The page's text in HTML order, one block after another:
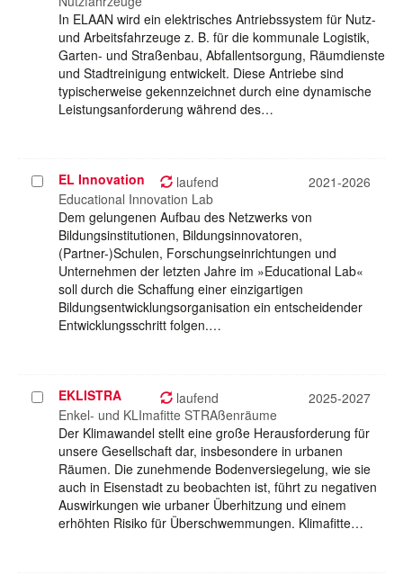
In ELAAN wird ein elektrisches Antriebssystem für Nutz-
und Arbeitsfahrzeuge z. B. für die kommunale Logistik,
Garten- und Straßenbau, Abfallentsorgung, Räumdienste
und Stadtreinigung entwickelt. Diese Antriebe sind
typischerweise gekennzeichnet durch eine dynamische
Leistungsanforderung während des…
Projekt
auswählen
EL Innovation laufend
2021-2026
Educational Innovation Lab
Dem gelungenen Aufbau des Netzwerks von
Bildungsinstitutionen, Bildungsinnovatoren,
(Partner-)Schulen, Forschungseinrichtungen und
Unternehmen der letzten Jahre im »Educational Lab«
soll durch die Schaffung einer einzigartigen
Bildungsentwicklungsorganisation ein entscheidender
Entwicklungsschritt folgen.…
Projekt
auswählen
EKLISTRA laufend
2025-2027
Enkel- und KLImafitte STRAßenräume
Der Klimawandel stellt eine große Herausforderung für
unsere Gesellschaft dar, insbesondere in urbanen
Räumen. Die zunehmende Bodenversiegelung, wie sie
auch in Eisenstadt zu beobachten ist, führt zu negativen
Auswirkungen wie urbaner Überhitzung und einem
erhöhten Risiko für Überschwemmungen. Klimafitte…